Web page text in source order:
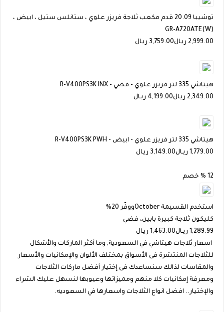
توشيبا 20.09 قدم مكعب ثلاجة فريزر علوي ، ستانلس ستيل ، ابيض ،
GR-A720ATE(W)
2,999.00 ريـال3,759.00 ريـال
هيتاشي 335 لتر فريزر علوي - فضي - R-V400PS3K INX
2,349.00 ريـال4,199.00 ريـال
هيتاشي 335 لتر فريزر علوي - ابيض - R-V400PS3K PWH
1,779.00 ريـال3,149.00 ريـال
12 % خصم
استخدم القسيمة Octoberووفّر 20%
كليكون ثلاجة كبيرة بابين، فضي
1,289.99 ريـال1,463.00 ريـال
اسعار ثلاجات هيتاشي في السعودية, وما أكثر الماركات والأشكال
للثلاجات المنتشرة فى الأسواق بمختلف الألوان والإمكانيات والأسعار
والمقاسات لذالك سنساعدك فى إختيار أفضل ماركات الثلاجات
ومعرفة إمكانيات كلا منهم ومميزاتها وعيوبها لنسهل عليك الشراء
والإختيار.. افضل انواع الثلاجات واسعارها في السعوديه.